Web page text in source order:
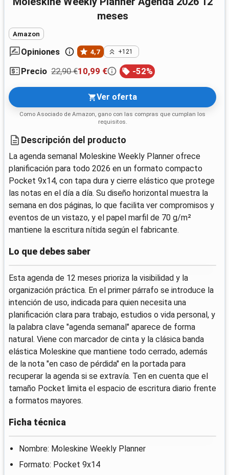
meses
Amazon
Opiniones 4,7 +121
Precio 22,90 €10,99 € -52%
Ver oferta
Como Asociado de Amazon, gano con las compras que cumplan los
requisitos.
Descripción del producto
La agenda semanal Moleskine Weekly Planner ofrece
planificación para todo 2026 en un formato compacto
Pocket 9x14, con tapa dura y cierre elástico que protege
las notas en el día a día. Su diseño horizontal muestra la
semana en dos páginas, lo que facilita ver compromisos y
eventos de un vistazo, y el papel marfil de 70 g/m²
mantiene la escritura nítida según el fabricante.
Lo que debes saber
Esta agenda de 12 meses prioriza la visibilidad y la
organización práctica. En el primer párrafo se introduce la
intención de uso, indicada para quien necesita una
planificación clara para trabajo, estudios o vida personal, y
la palabra clave "agenda semanal" aparece de forma
natural. Viene con marcador de cinta y la clásica banda
elástica Moleskine que mantiene todo cerrado, además
de la nota "en caso de pérdida" en la portada para
recuperar la agenda si se extravía. Ten en cuenta que el
tamaño Pocket limita el espacio de escritura diario frente
a formatos mayores.
Ficha técnica
Nombre: Moleskine Weekly Planner
Formato: Pocket 9x14